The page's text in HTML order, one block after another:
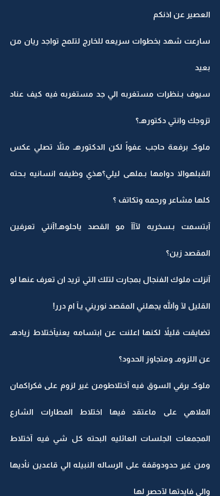
العصير عن اذنكم
سارعت شهد بخطوات سريعه للخارج لتلمح تواجد ريان من
بعيد
سيوف بـنظرات مستغربه الي جد مستغربه فيه كيف عناد
تزوجك وانتي دكتورهـ؟
ملوكـ برفعة حاجب عفواً لكن الدكتورهـ مثلاً تصلي عكس
القبلهوالا دوامها بـملهى ليلي؟هذي وظيفه انسانيه بـحته
كلها مشاعر ورحمه وتكاتف ؟
آبتسمت بـسخريه لآآآ مو القصد ياحلوهـ!آنتي تعرفين
المقصد زين؟
آنزلت ملوك الفنجال بمجارت لتلك التي تريد ان تعرف عنها لو
القليل لآ والله يجهلني المقصد نوريني يـآ ام درر!
تضايقت قليلاً لكنها اعلنت عن ابتسامه يعنيآختلاط زيادهـ
عن اللزومـ ومتجاوز الحدود؟
ملوكـ برقي السوق فيه آختلاطومن غير لزوم على فكراكمان
الملاهي على ماعتقد فيها اختلاط المطارات الشارع
المجمعات الجلسات العائليه البحته كل شي فيه آختلاط
ومن غير حدودوقفة على الرساله النبيله الي قاعدين نأديها
والي فايدتها لآحصر لها